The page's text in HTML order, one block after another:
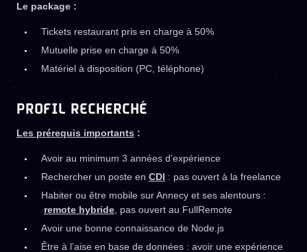
Le package :
Tickets restaurant pris en charge à 50%
Mutuelle prise en charge à 50%
Matériel à disposition (PC, téléphone)
PROFIL RECHERCHÉ
Les prérequis importants :
Avoir au minimum 3 années d’expérience
Rechercher un poste en CDI : pas ouvert à la freelance
Habiter ou être mobile sur Annecy et ses alentours :
remote hybride , pas ouvert au FullRemote
Avoir une bonne connaissance de Node.js
Être à l’aise en base de données : avoir une expérience